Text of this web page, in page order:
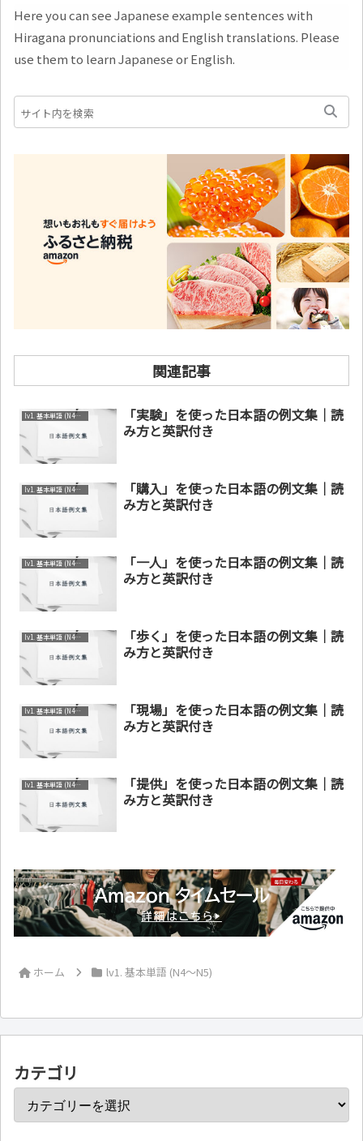
Here you can see Japanese example sentences with
Hiragana pronunciations and English translations. Please
use them to learn Japanese or English.
関連記事
lv1. 基本単語 (N4～N5)
「実験」を使った日本語の例文集｜読
み方と英訳付き
lv1. 基本単語 (N4～N5)
「購入」を使った日本語の例文集｜読
み方と英訳付き
lv1. 基本単語 (N4～N5)
「一人」を使った日本語の例文集｜読
み方と英訳付き
lv1. 基本単語 (N4～N5)
「歩く」を使った日本語の例文集｜読
み方と英訳付き
lv1. 基本単語 (N4～N5)
「現場」を使った日本語の例文集｜読
み方と英訳付き
lv1. 基本単語 (N4～N5)
「提供」を使った日本語の例文集｜読
み方と英訳付き
ホーム lv1. 基本単語 (N4～N5)
カテゴリ